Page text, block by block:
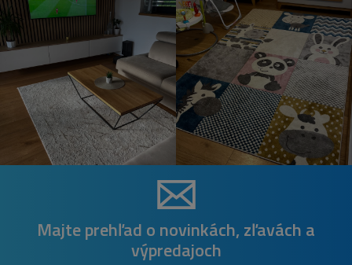
Majte prehľad o novinkách, zľavách a
výpredajoch